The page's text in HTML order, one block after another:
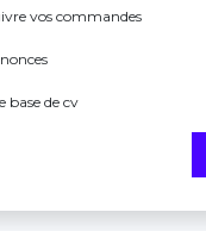
vos commandes
base de cv